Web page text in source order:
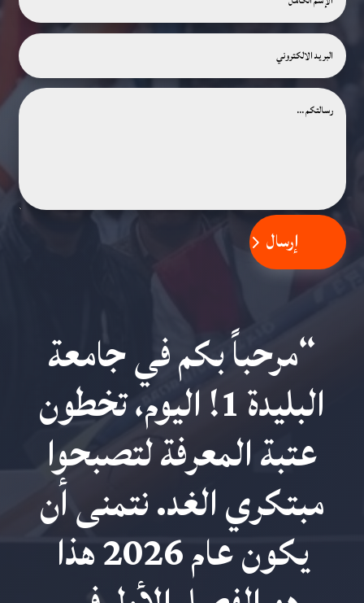
إرسال
“مرحباً بكم في جامعة
البليدة 1! اليوم، تخطون
عتبة المعرفة لتصبحوا
مبتكري الغد. نتمنى أن
يكون عام 2026 هذا